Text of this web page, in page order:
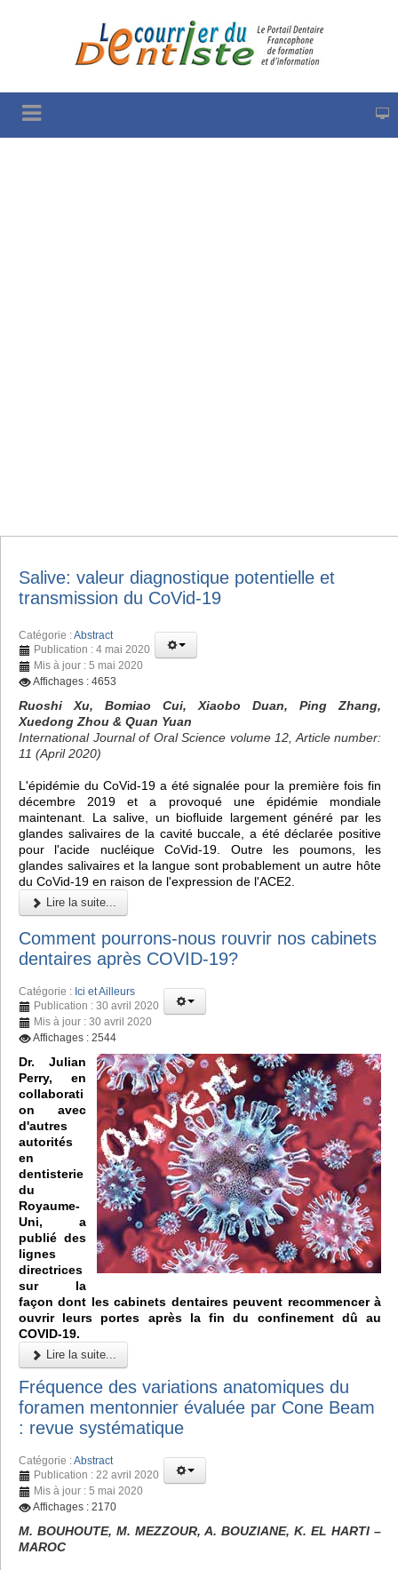
Salive: valeur diagnostique potentielle et
transmission du CoVid-19
Catégorie :Abstract
Publication : 4 mai 2020
Mis à jour : 5 mai 2020
Affichages : 4653
Ruoshi Xu, Bomiao Cui, Xiaobo Duan, Ping Zhang,
Xuedong Zhou & Quan Yuan
International Journal of Oral Science volume 12, Article number:
11 (April 2020)
L'épidémie du CoVid-19 a été signalée pour la première fois fin
décembre 2019 et a provoqué une épidémie mondiale
maintenant. La salive, un biofluide largement généré par les
glandes salivaires de la cavité buccale, a été déclarée positive
pour l'acide nucléique CoVid-19. Outre les poumons, les
glandes salivaires et la langue sont probablement un autre hôte
du CoVid-19 en raison de l'expression de l'ACE2.
Lire la suite...
Comment pourrons-nous rouvrir nos cabinets
dentaires après COVID-19?
Catégorie : Ici et Ailleurs
Publication : 30 avril 2020
Mis à jour : 30 avril 2020
Affichages : 2544
Dr. Julian
Perry, en
collaborati
on avec
d'autres
autorités
en
dentisterie
du
Royaume-
Uni, a
publié des
lignes
directrices
sur la
façon dont les cabinets dentaires peuvent recommencer à
ouvrir leurs portes après la fin du confinement dû au
COVID-19.
Lire la suite...
Fréquence des variations anatomiques du
foramen mentonnier évaluée par Cone Beam
: revue systématique
Catégorie :Abstract
Publication : 22 avril 2020
Mis à jour : 5 mai 2020
Affichages : 2170
M. BOUHOUTE, M. MEZZOUR, A. BOUZIANE, K. EL HARTI –
MAROC